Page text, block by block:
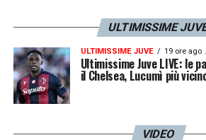
ULTIMISSIME
ULTIMISSIME JUVE 19 ore ago
Ultimissime Juve LIVE: le
il Chelsea, Lucumì più
VIDEO